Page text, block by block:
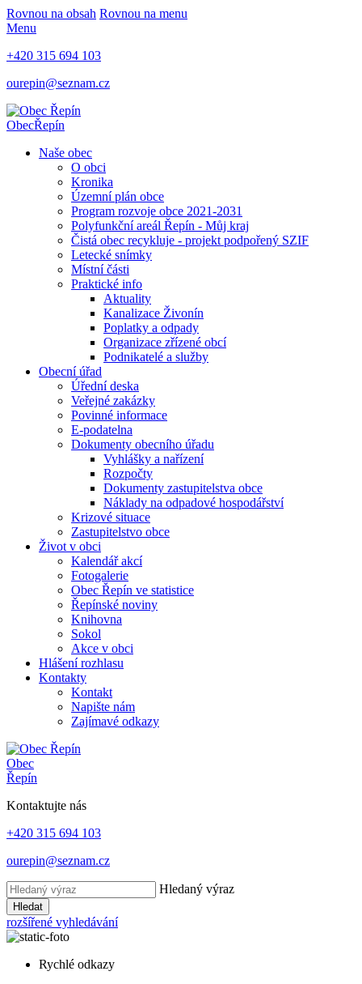
Rovnou na obsah Rovnou na menu
Menu
+420 315 694 103
ourepin@seznam.cz
ObecŘepín
Naše obec
O obci
Kronika
Územní plán obce
Program rozvoje obce 2021-2031
Polyfunkční areál Řepín - Můj kraj
Čistá obec recykluje - projekt podpořený SZIF
Letecké snímky
Místní části
Praktické info
Aktuality
Kanalizace Živonín
Poplatky a odpady
Organizace zřízené obcí
Podnikatelé a služby
Obecní úřad
Úřední deska
Veřejné zakázky
Povinné informace
E-podatelna
Dokumenty obecního úřadu
Vyhlášky a nařízení
Rozpočty
Dokumenty zastupitelstva obce
Náklady na odpadové hospodářství
Krizové situace
Zastupitelstvo obce
Život v obci
Kalendář akcí
Fotogalerie
Obec Řepín ve statistice
Řepínské noviny
Knihovna
Sokol
Akce v obci
Hlášení rozhlasu
Kontakty
Kontakt
Napište nám
Zajímavé odkazy
Obec
Řepín
Kontaktujte nás
+420 315 694 103
ourepin@seznam.cz
Hledaný výraz
Hledat
rozšířené vyhledávání
Rychlé odkazy